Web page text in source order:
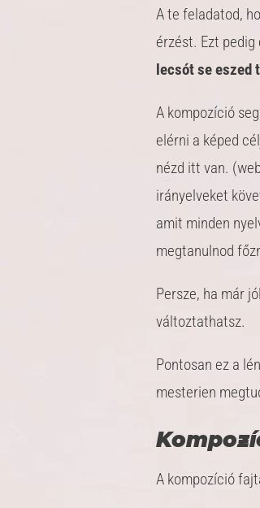
A te feladatod,
érzést. Ezt
lecsót se eszed
A kompozíció
elérni a képed
nézd itt van.
irányelveket
amit minden
megtanulnod
Persze, ha már
változtathatsz.
Pontosan ez a
mesterien
A kompozíció